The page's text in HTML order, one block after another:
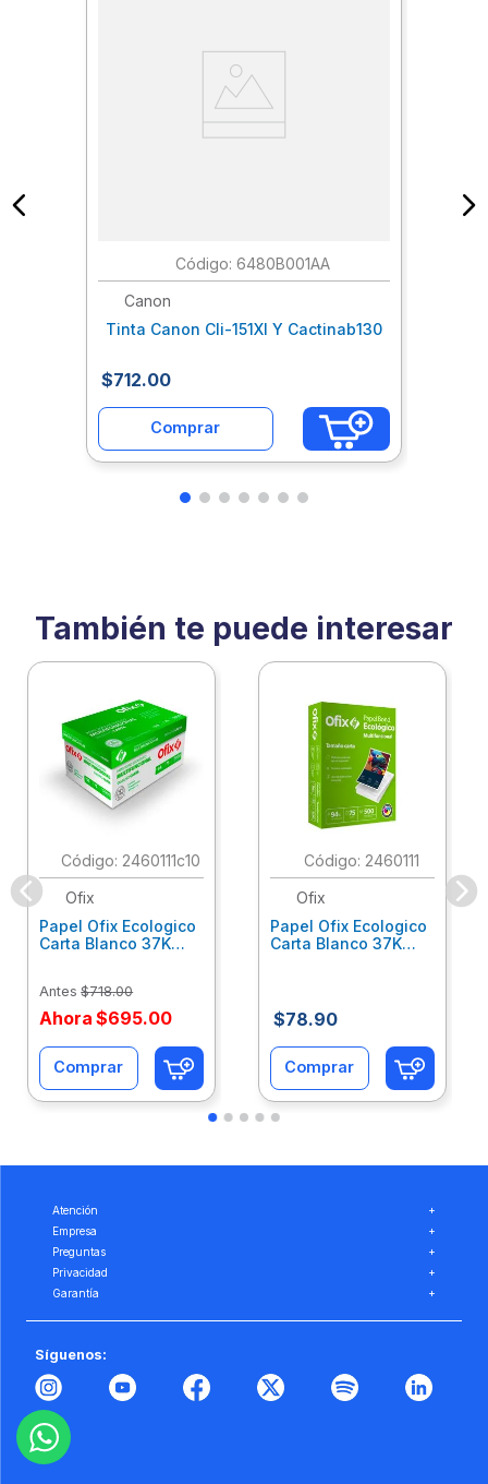
: 6480B001AA
Canon
Tinta Canon Cli-151Xl Y Cactinab130
$712.00
Comprar
También te puede interesar
: 2460111c10
Ofix
Papel Ofix Ecologico
Carta Blanco 37K
Antes $718.00
Ahora $695.00
Comprar
: 2460111
Ofix
Papel Ofix Ecologico
Carta Blanco 37K
$78.90
Comprar
Atención
+
Empresa
+
Preguntas
+
Privacidad
+
Garantía
+
Síguenos: